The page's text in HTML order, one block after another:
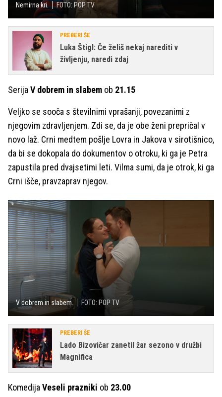
Nemirna kri. FOTO: POP TV
PREBERI ŠE
Luka Štigl: Če želiš nekaj narediti v
življenju, naredi zdaj
Serija V dobrem in slabem ob 21.15
Veljko se sooča s številnimi vprašanji, povezanimi z
njegovim zdravljenjem. Zdi se, da je obe ženi prepričal v
novo laž. Crni medtem pošlje Lovra in Jakova v sirotišnico,
da bi se dokopala do dokumentov o otroku, ki ga je Petra
zapustila pred dvajsetimi leti. Vilma sumi, da je otrok, ki ga
Crni išče, pravzaprav njegov.
V dobrem in slabem. FOTO: POP TV
PREBERI ŠE
Lado Bizovičar zanetil žar sezono v družbi
Magnifica
Komedija Veseli prazniki ob 23.00